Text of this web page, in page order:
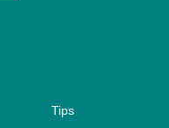
Tips